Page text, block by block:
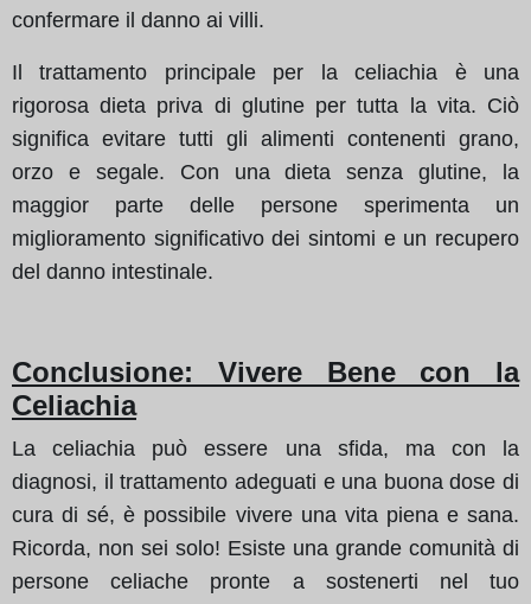
confermare il danno ai villi.
Il trattamento principale per la celiachia è una
rigorosa dieta priva di glutine per tutta la vita. Ciò
significa evitare tutti gli alimenti contenenti grano,
orzo e segale. Con una dieta senza glutine, la
maggior parte delle persone sperimenta un
miglioramento significativo dei sintomi e un recupero
del danno intestinale.
Conclusione: Vivere Bene con la
Celiachia
La celiachia può essere una sfida, ma con la
diagnosi, il trattamento adeguati e una buona dose di
cura di sé, è possibile vivere una vita piena e sana.
Ricorda, non sei solo! Esiste una grande comunità di
persone celiache pronte a sostenerti nel tuo